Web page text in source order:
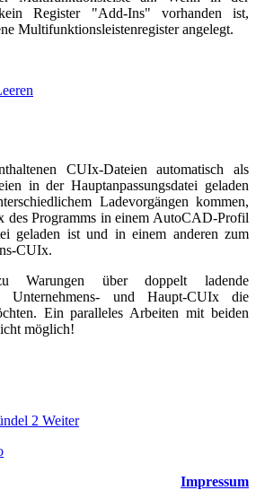
kein Register "Add-Ins" vorhanden ist,
Multifunktionsleistenregister angelegt.
CUIx-Dateien automatisch als
in der Hauptanpassungsdatei geladen
Ladevorgängen kommen,
des Programms in einem AutoCAD-Profil
geladen ist und in einem anderen zum
CUIx.
Warungen über doppelt ladende
Unternehmens- und Haupt-CUIx die
Ein paralleles Arbeiten mit beiden
möglich!
2 Weiter
Impressum